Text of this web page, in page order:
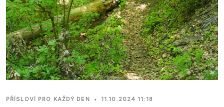
PŘÍSLOVÍ PRO KAŽDÝ DEN • 11.10.2024 11:18